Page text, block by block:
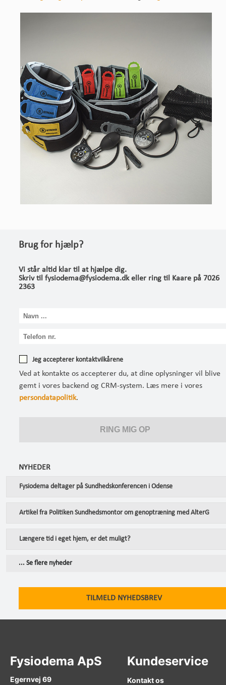
NYHEDER
Fysiodema deltager på Sundhedskonferencen i Odense
Artikel fra Politiken Sundhedsmontor om genoptræning med AlterG
Længere tid i eget hjem, er det muligt?
... Se flere nyheder
TILMELD NYHEDSBREV
Brug for hjælp?
Vi står altid klar til at hjælpe dig.
Skriv til fysiodema@fysiodema.dk eller ring til Kaare på 7026
2363
Jeg accepterer kontaktvilkårene
Ved at kontakte os accepterer du, at dine oplysninger vil blive
gemt i vores backend og CRM-system. Læs mere i vores
persondatapolitik.
Fysiodema ApS
Egernvej 69
Kundeservice
Kontakt os